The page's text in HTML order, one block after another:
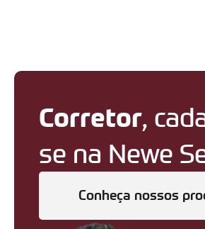
Corretor,
se na Newe
Conheça nossos